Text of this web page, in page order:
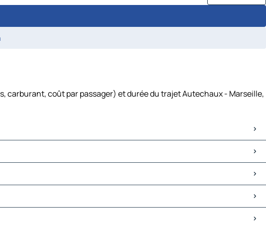
coût par passager) et durée du trajet Autechaux - Marseille,